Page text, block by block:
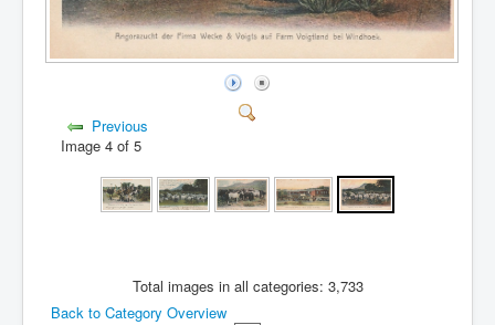
Previous
Image 4 of 5
Total images in all categories: 3,733
Back to Category Overview